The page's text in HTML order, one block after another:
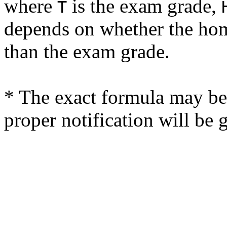
where T is the exam grade,
depends on whether the
than the exam grade.
* The exact formula may
proper notification will be